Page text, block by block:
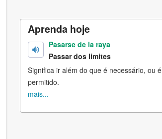
Aprenda hoje
Pasarse de la raya
Passar dos limites
Significa ir além do que é necessário, ou é
permitido.
mais...